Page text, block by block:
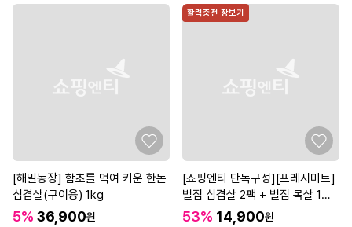
[해밀농장] 함초를 먹여 키운 한돈
삼겹살(구이용) 1kg
5% 36,900원
활력충전 장보기
[쇼핑엔티 단독구성][프레시미트]
벌집 삼겹살 2팩 + 벌집 목살 1팩
(팩당 300g)
53% 14,900원